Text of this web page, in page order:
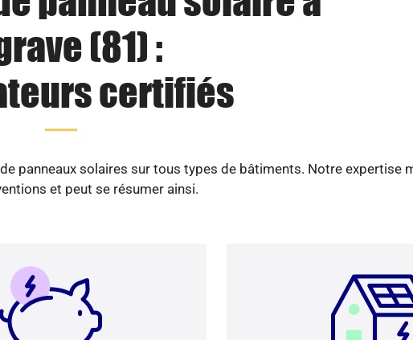
(81) :
certifiés
panneaux solaires sur tous types de bâtiments. Notre expertise
et peut se résumer ainsi.